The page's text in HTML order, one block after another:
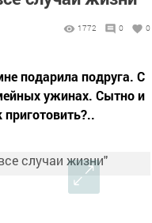
1772 0 0
подарила подруга. С
ужинах. Сытно и